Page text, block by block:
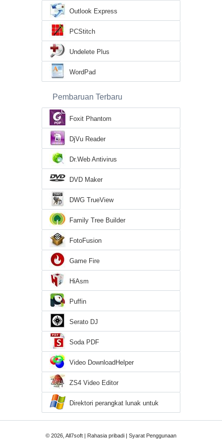
Outlook Express
PCStitch
Undelete Plus
WordPad
Pembaruan Terbaru
Foxit Phantom
DjVu Reader
Dr.Web Antivirus
DVD Maker
DWG TrueView
Family Tree Builder
FotoFusion
Game Fire
HiAsm
Puffin
Serato DJ
Soda PDF
Video DownloadHelper
ZS4 Video Editor
Direktori perangkat lunak untuk
Windows 7
© 2026, All7soft | Rahasia pribadi | Syarat Penggunaan